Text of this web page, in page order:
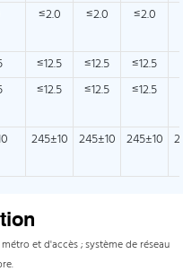
≤2.0 ≤2.0 ≤2.0
≤12.5 ≤12.5 ≤12.5
≤12.5 ≤12.5 ≤12.5
245±10 245±10 245±10
et d'accès ; système de réseau